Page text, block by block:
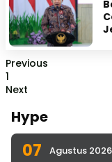
Previous
1
Next
Hype
07 Agustus 2026